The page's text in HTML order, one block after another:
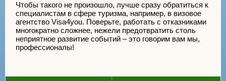
Чтобы такого не произошло, лучше сразу обратиться к
специалистам в сфере туризма, например, в визовое
агентство Visa4you. Поверьте, работать с отказниками
многократно сложнее, нежели предотвратить столь
неприятное развитие событий – это говорим вам мы,
профессионалы!